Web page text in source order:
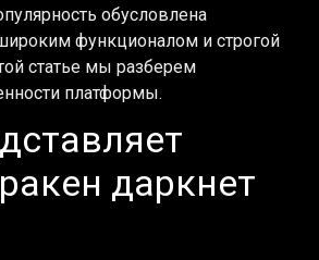
обусловлена
функционалом и строгой
статье мы разберем
платформы.
даркнет